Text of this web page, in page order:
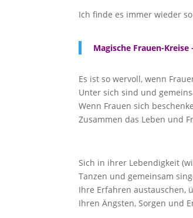
Ich finde es immer wieder
Magische Frauen-
Es ist so wervoll, wenn
Unter sich sind und
Wenn Frauen sich
Zusammen das Leben und
Sich in ihrer Lebendigkeit
Tanzen und gemeinsam
Ihre Erfahren austauschen,
Ihren Ängsten, Sorgen und